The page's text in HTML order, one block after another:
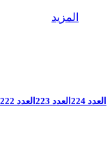
المزيد
العدد 224 العدد 223 العدد 222